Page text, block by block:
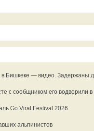
в Бишкеке — видео. Задержаны
с сообщником его водворили
Go Viral Festival 2026
альпинистов